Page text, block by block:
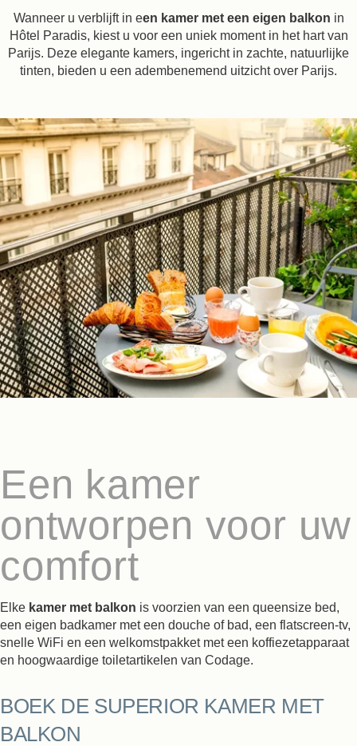
Wanneer u verblijft in een kamer met een eigen balkon in
Hôtel Paradis, kiest u voor een uniek moment in het hart van
Parijs. Deze elegante kamers, ingericht in zachte, natuurlijke
tinten, bieden u een adembenemend uitzicht over Parijs.
Een kamer
ontworpen voor uw
comfort
Elke kamer met balkon is voorzien van een queensize bed,
een eigen badkamer met een douche of bad, een flatscreen-tv,
snelle WiFi en een welkomstpakket met een koffiezetapparaat
en hoogwaardige toiletartikelen van Codage.
BOEK DE SUPERIOR KAMER MET
BALKON